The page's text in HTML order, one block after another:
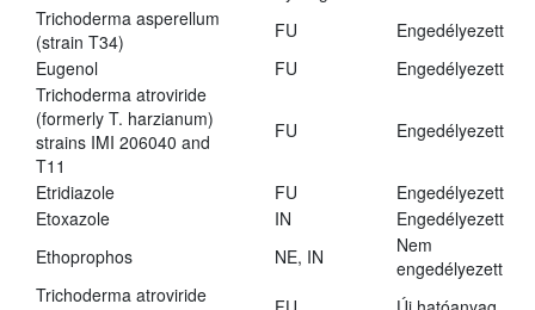
Trichoderma asperellum
(strain T34)
FU
Engedélyezett
Eugenol
FU
Engedélyezett
Trichoderma atroviride
(formerly T. harzianum)
strains IMI 206040 and
T11
FU Engedélyezett
Etridiazole FU
Engedélyezett
Etoxazole
IN
Engedélyezett
Ethoprophos
NE, IN
Nem
engedélyezett
Trichoderma atroviride